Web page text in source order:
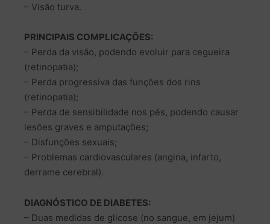
– Visão turva.
PRINCIPAIS COMPLICAÇÕES:
– Perda da visão, podendo evoluir para cegueira
(retinopatia);
– Perda progressiva das funções dos rins
(retinopatia);
– Perda de sensibilidade nos pés, podendo causar
lesões graves e amputações;
– Disfunções sexuais;
– Problemas cardiovasculares (angina, infarto,
derrame cerebral).
DIAGNÓSTICO DE DIABETES:
– Duas medidas de glicose (no sangue, em jejum)